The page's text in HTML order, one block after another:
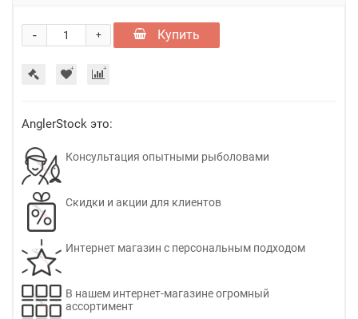
+
- Купить
AnglerStock это:
Консультация опытными рыболовами
Скидки и акции для клиентов
Интернет магазин с персональным подходом
В нашем интернет-магазине огромный
ассортимент